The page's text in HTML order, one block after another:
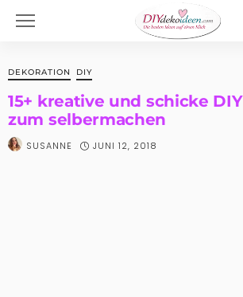
DEKORATION DIY
15+ kreative und schicke
zum selbermachen
SUSANNE JUNI 12, 2018